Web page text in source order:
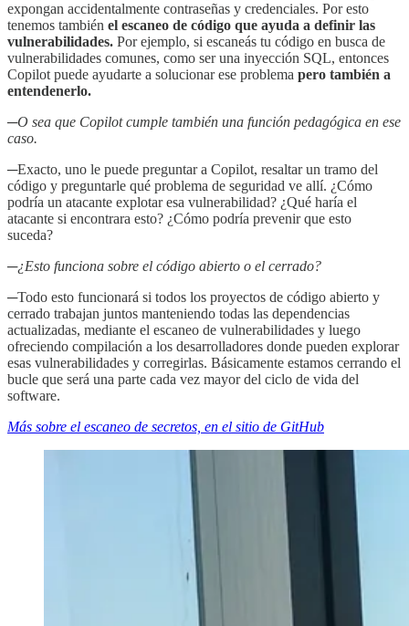
expongan accidentalmente contraseñas y credenciales. Por esto
tenemos también el escaneo de código que ayuda a definir las
vulnerabilidades. Por ejemplo, si escaneás tu código en busca de
vulnerabilidades comunes, como ser una inyección SQL, entonces
Copilot puede ayudarte a solucionar ese problema pero también a
entendenerlo.
─O sea que Copilot cumple también una función pedagógica en ese
caso.
─Exacto, uno le puede preguntar a Copilot, resaltar un tramo del
código y preguntarle qué problema de seguridad ve allí. ¿Cómo
podría un atacante explotar esa vulnerabilidad? ¿Qué haría el
atacante si encontrara esto? ¿Cómo podría prevenir que esto
suceda?
─¿Esto funciona sobre el código abierto o el cerrado?
─Todo esto funcionará si todos los proyectos de código abierto y
cerrado trabajan juntos manteniendo todas las dependencias
actualizadas, mediante el escaneo de vulnerabilidades y luego
ofreciendo compilación a los desarrolladores donde pueden explorar
esas vulnerabilidades y corregirlas. Básicamente estamos cerrando el
bucle que será una parte cada vez mayor del ciclo de vida del
software.
Más sobre el escaneo de secretos, en el sitio de GitHub